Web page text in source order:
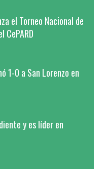
el Torneo Nacional de
CePARD
1-0 a San Lorenzo en
y es líder en